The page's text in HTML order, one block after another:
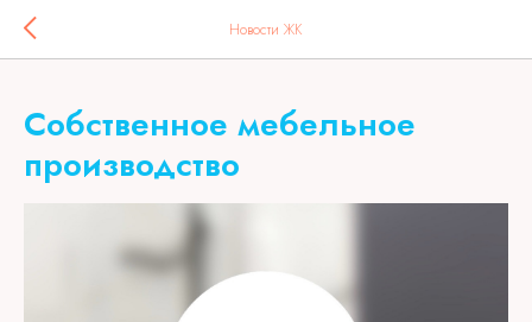
Новости ЖК
Собственное мебельное
производство